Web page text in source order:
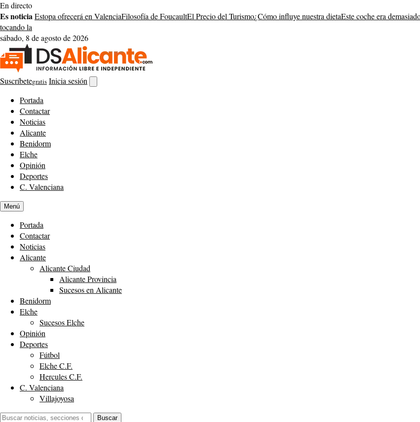
Saltar
al
contenido
En directo
Es noticiaEstopa ofrecerá en ValenciaFilosofía de FoucaultEl Precio del Turismo¿Cómo influye nuestra dietaEste coche era
tocando la
sábado, 8 de agosto de 2026
Suscríbetegratis Inicia sesión
buscador
Portada
Contactar
Noticias
Alicante
Benidorm
Elche
Opinión
Deportes
C. Valenciana
Menú
Portada
Contactar
Noticias
Alicante
Alicante Ciudad
Alicante Provincia
Sucesos en Alicante
Benidorm
Elche
Sucesos Elche
Opinión
Deportes
Fútbol
Elche C.F.
Hercules C.F.
C. Valenciana
Villajoyosa
Buscar:
Buscar